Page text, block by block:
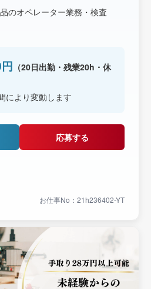
のオペレーター業務・検査
（20日出勤・残業20h・休
により変動します
応募する
お仕事No：21h236402-YT